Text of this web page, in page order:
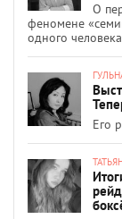
О
феномене
одного человека
Его